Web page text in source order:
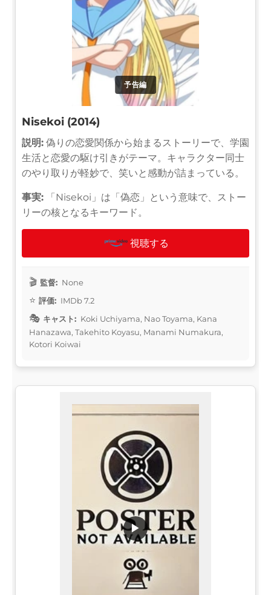
予告編
Nisekoi (2014)
説明: 偽りの恋愛関係から始まるストーリーで、学園
生活と恋愛の駆け引きがテーマ。キャラクター同士
のやり取りが軽妙で、笑いと感動が詰まっている。
事実: 「Nisekoi」は「偽恋」という意味で、ストー
リーの核となるキーワード。
視聴する
監督: None
評価: IMDb 7.2
キャスト: Koki Uchiyama, Nao Toyama, Kana
Hanazawa, Takehito Koyasu, Manami Numakura,
Kotori Koiwai
▶